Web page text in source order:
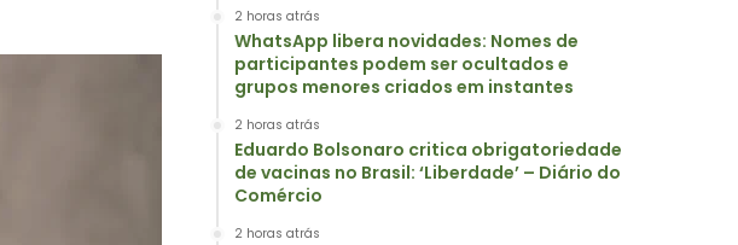
2 horas atrás
WhatsApp libera novidades: Nomes de
participantes podem ser ocultados e
grupos menores criados em instantes
2 horas atrás
Eduardo Bolsonaro critica obrigatoriedade
de vacinas no Brasil: ‘Liberdade’ – Diário do
Comércio
2 horas atrás